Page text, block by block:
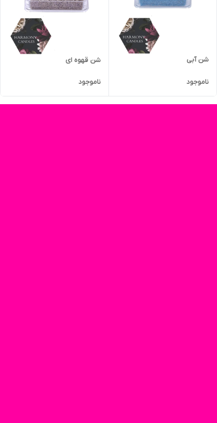
شن آبی
ناموجود
شن قهوه ای
ناموجود